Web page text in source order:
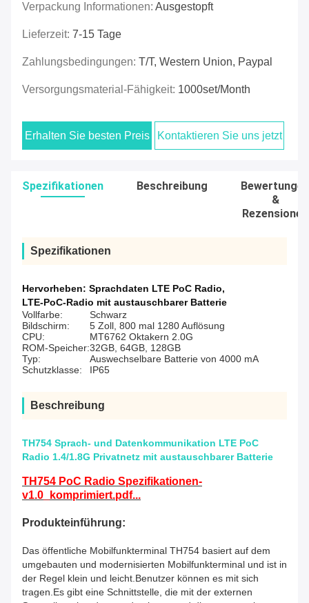
Verpackung Informationen: Ausgestopft
Lieferzeit: 7-15 Tage
Zahlungsbedingungen: T/T, Western Union, Paypal
Versorgungsmaterial-Fähigkeit: 1000set/Month
Erhalten Sie besten Preis Kontaktieren Sie uns jetzt
Spezifikationen Beschreibung
Bewertungen
&
Rezensionen
Spezifikationen
Hervorheben: Sprachdaten LTE PoC Radio,
LTE-PoC-Radio mit austauschbarer Batterie
Vollfarbe:
Schwarz
Bildschirm:
5 Zoll, 800 mal 1280 Auflösung
CPU:
MT6762 Oktakern 2.0G
ROM-Speicher:32GB, 64GB, 128GB
Typ:
Auswechselbare Batterie von 4000 mA
Schutzklasse:
IP65
Beschreibung
TH754 Sprach- und Datenkommunikation LTE PoC
Radio 1.4/1.8G Privatnetz mit austauschbarer Batterie
TH754 PoC Radio Spezifikationen-
v1.0_komprimiert.pdf...
Produkteinführung:
Das öffentliche Mobilfunkterminal TH754 basiert auf dem
umgebauten und modernisierten Mobilfunkterminal und ist in
der Regel klein und leicht.Benutzer können es mit sich
tragen.Es gibt eine Schnittstelle, die mit der externen